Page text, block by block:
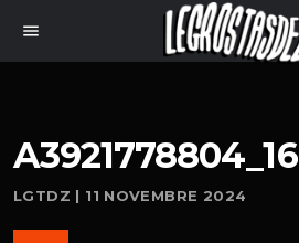
menu
A3921778804_16
LGTDZ | 11 NOVEMBRE 2024